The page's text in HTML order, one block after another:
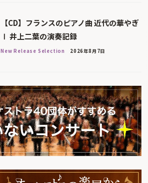
【CD】フランスのピアノ曲 近代の華やぎ
Ⅰ 井上二葉の演奏記録
New Release Selection 2026年8月7日